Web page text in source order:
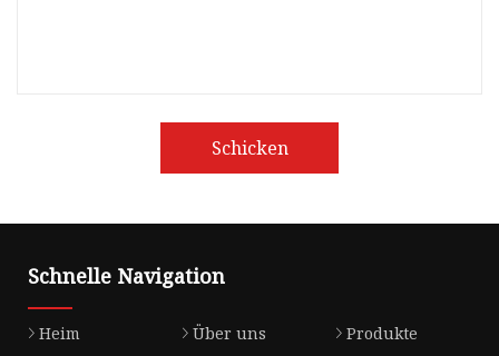
Schicken
Schnelle Navigation
Heim Über uns
Produkte